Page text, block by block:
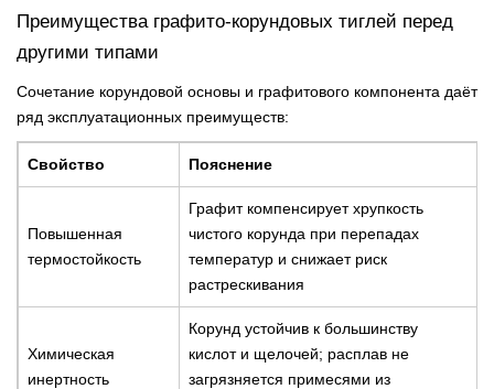
Преимущества графито-корундовых тиглей перед
другими типами
Сочетание корундовой основы и графитового компонента даёт
ряд эксплуатационных преимуществ:
Свойство Пояснение
Повышенная
термостойкость
Графит компенсирует хрупкость
чистого корунда при перепадах
температур и снижает риск
растрескивания
Химическая
инертность
Корунд устойчив к большинству
кислот и щелочей; расплав не
загрязняется примесями из